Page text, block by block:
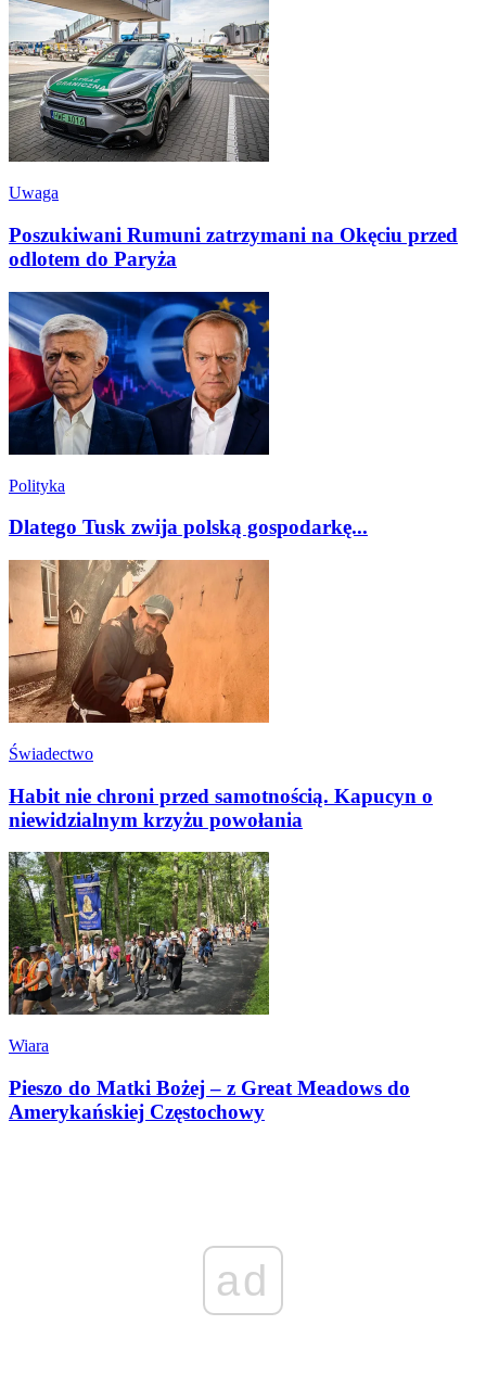
Uwaga
Poszukiwani Rumuni zatrzymani na Okęciu przed
odlotem do Paryża
Polityka
Dlatego Tusk zwija polską gospodarkę...
Świadectwo
Habit nie chroni przed samotnością. Kapucyn o
niewidzialnym krzyżu powołania
Wiara
Pieszo do Matki Bożej – z Great Meadows do
Amerykańskiej Częstochowy
ad